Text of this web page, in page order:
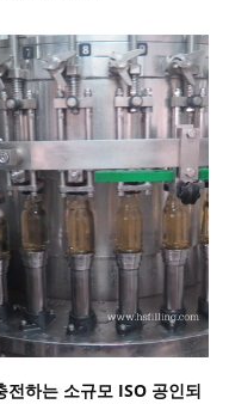
전하는 소규모 ISO 공인되